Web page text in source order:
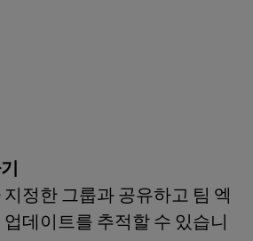
정한 그룹과 공유하고 팀 엑
데이트를 추적할 수 있습니